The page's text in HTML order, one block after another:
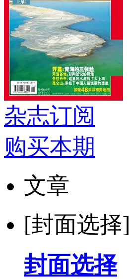
杂志订阅
购买本期
文章
[封面选择]
封面选择